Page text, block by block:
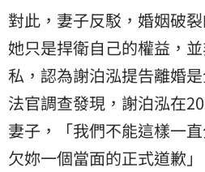
對此，妻子反駁，婚姻破
她只是捍衛自己的權益，
私，認為謝泊泓提告離婚
法官調查發現，謝泊泓在
妻子，「我們不能這樣一
欠妳一個當面的正式道歉